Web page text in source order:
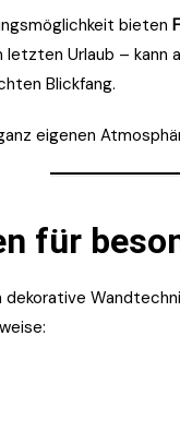
bieten
letzten Urlaub –
Blickfang.
eigenen
für